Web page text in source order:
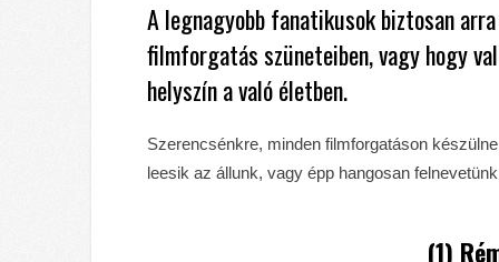
A legnagyobb fanatikusok biztosan
filmforgatás szüneteiben, vagy hogy
helyszín a való életben.
Szerencsénkre, minden filmforgatáson
leesik az állunk, vagy épp hangosan
(1)